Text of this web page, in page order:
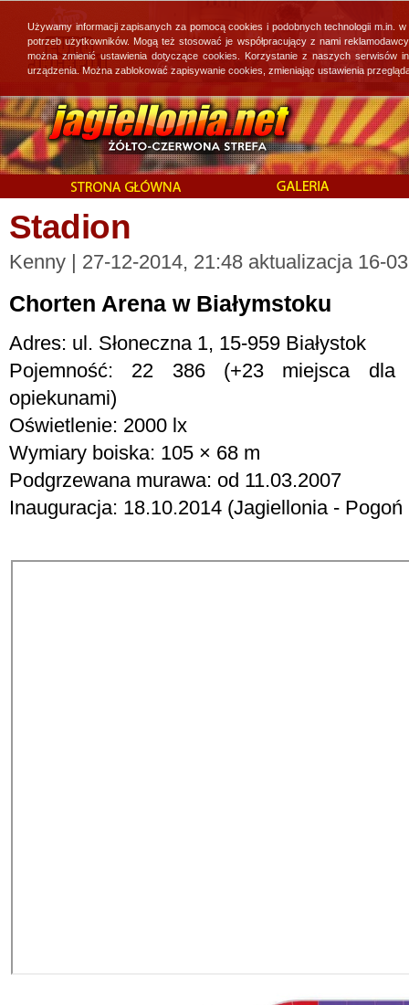
Stadion
Kenny | 27-12-2014, 21:48 aktualizacja 16-
Chorten Arena w Białymstoku
Adres: ul. Słoneczna 1, 15-959 Białystok
Pojemność: 22 386 (+23 miejsca dla
opiekunami)
Oświetlenie: 2000 lx
Wymiary boiska: 105 × 68 m
Podgrzewana murawa: od 11.03.2007
Inauguracja: 18.10.2014 (Jagiellonia -
Używamy informacji zapisanych za pomocą cookies i podobnych technologii
potrzeb użytkowników. Mogą też stosować je współpracujący z nami
można zmienić ustawienia dotyczące cookies. Korzystanie z naszych
urządzenia. Można zablokować zapisywanie cookies, zmieniając ustawienia